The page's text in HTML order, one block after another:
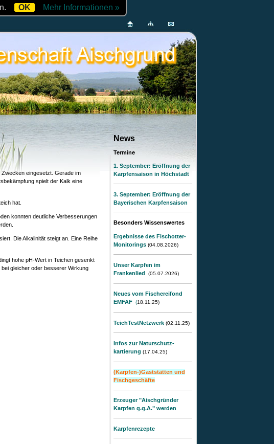
eingesetzt. Gerade im
spielt der Kalk eine
hat.
konnten deutliche Verbesserungen
Die Alkalinität steigt an. Eine Reihe
hohe pH-Wert in Teichen gesenkt
gleicher oder besserer Wirkung
News
Termine
1. September: Eröffnung der
Karpfensaison in Höchstadt
3. September: Eröffnung der
Bayerischen Karpfensaison
Besonders Wissenswertes
Ergebnisse des Fischotter-
Monitorings (04.08.2026)
Unser Karpfen im
Frankenlied
(05.07.2026)
Neues vom Fischereifond
EMFAF (18.11.25)
TeichTestNetzwerk (02.11 .25)
Infos zur Naturschutz-
kartierung (17.04 .25)
(Karpfen-)Gaststätten und
Fischgeschäfte
Erzeuger "Aischgründer
Karpfen g.g.A." werden
Karpfenrezepte
OK Mehr Informationen »